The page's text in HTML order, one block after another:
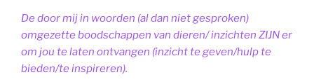
De door mij in woorden (al dan niet gesproken)
omgezette boodschappen van dieren/ inzichten ZIJN er
om jou te laten ontvangen (inzicht te geven/hulp te
bieden/te inspireren).